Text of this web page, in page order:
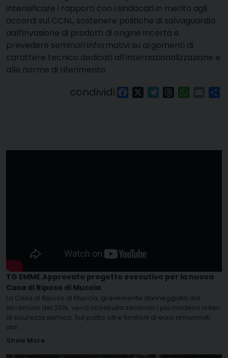
intensificare i rapporti con i sindacati in merito agli
accordi sul CCNL, sostenere politiche di salvaguardia
dall’invasione di prodotti di origine incerta e
prevedere seminari informativi su argomenti di
carattere tecnico dedicati all’internazionalizzazione e
alle norme di riferimento.
condividi FacebookTelegram
Threads Email
TG EMME.Approvato progetto esecutivo per la nuova
Casa di Riposo di Muccia
La Casa di Riposo di Muccia, gravemente danneggiata dal
terremoto del 2016, verrà ricostruita secondo i più moderni criteri
di sicurezza sismica. Sul piatto oltre 5milioni di euro annunciati
dal ...
Show More